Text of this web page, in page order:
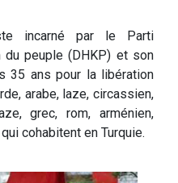
incarné par le Parti
du peuple (DHKP) et son
35 ans pour la libération
arabe, laze, circassien,
grec, rom, arménien,
cohabitent en Turquie.